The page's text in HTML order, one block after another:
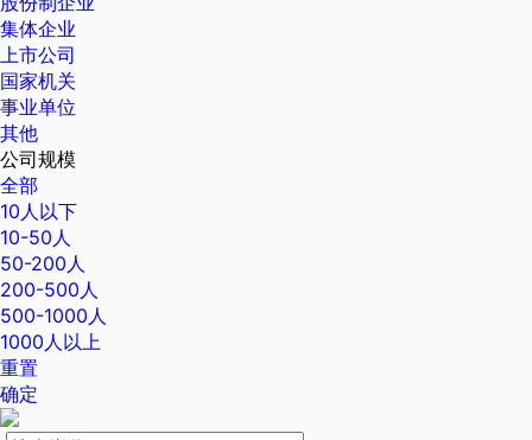
集体企业
上市公司
国家机关
事业单位
其他
公司规模
全部
10人以下
10-50人
50-200人
200-500人
500-1000人
1000人以上
重置
确定